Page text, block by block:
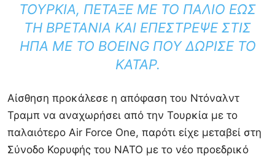
ΤΟΥΡΚΊΑ, ΠΈΤΑΞΕ ΜΕ ΤΟ ΠΑΛΙΌ ΈΩΣ
ΤΗ ΒΡΕΤΑΝΊΑ ΚΑΙ ΕΠΈΣΤΡΕΨΕ ΣΤΙΣ
ΗΠΑ ΜΕ ΤΟ BOEING ΠΟΥ ΔΏΡΙΣΕ ΤΟ
ΚΑΤΆΡ.
Αίσθηση προκάλεσε η απόφαση του Ντόναλντ
Τραμπ να αναχωρήσει από την Τουρκία με το
παλαιότερο Air Force One, παρότι είχε μεταβεί στη
Σύνοδο Κορυφής του ΝΑΤΟ με το νέο προεδρικό